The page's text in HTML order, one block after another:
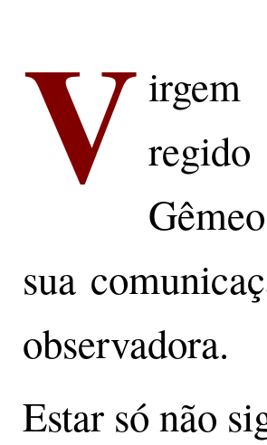
V irgem
sua
observadora.
Estar só não